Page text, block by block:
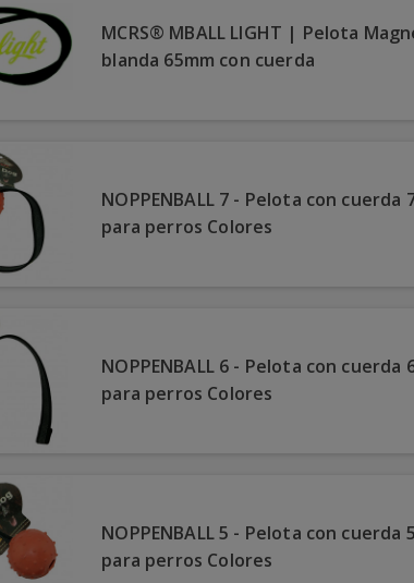
MCRS® MBALL LIGHT | Pelota
blanda 65mm con cuerda
NOPPENBALL 7 - Pelota con cuerda
para perros Colores
NOPPENBALL 6 - Pelota con cuerda
para perros Colores
NOPPENBALL 5 - Pelota con cuerda
para perros Colores